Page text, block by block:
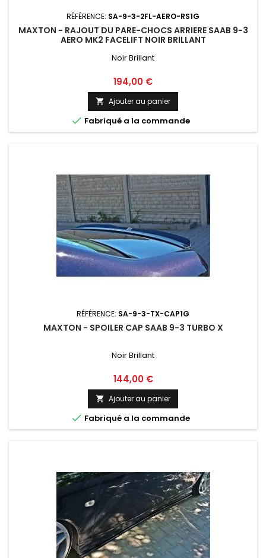
RÉFÉRENCE: SA-9-3-2FL-AERO-RS1G
MAXTON - RAJOUT DU PARE-CHOCS ARRIERE SAAB 9-3
AERO MK2 FACELIFT NOIR BRILLANT
Noir Brillant
Prix
194,00 €
 Ajouter au panier
 Fabriqué a la commande
RÉFÉRENCE: SA-9-3-TX-CAP1G
MAXTON - SPOILER CAP SAAB 9-3 TURBO X
Noir Brillant
Prix
144,00 €
 Ajouter au panier
 Fabriqué a la commande